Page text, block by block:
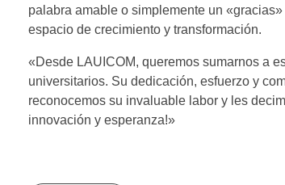
palabra amable o simplemente un
espacio de crecimiento y transformación.
«Desde LAUICOM, queremos sumarnos a
universitarios. Su dedicación, esfuerzo y
reconocemos su invaluable labor y les
innovación y esperanza!»